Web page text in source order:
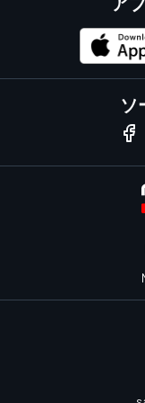
ソ